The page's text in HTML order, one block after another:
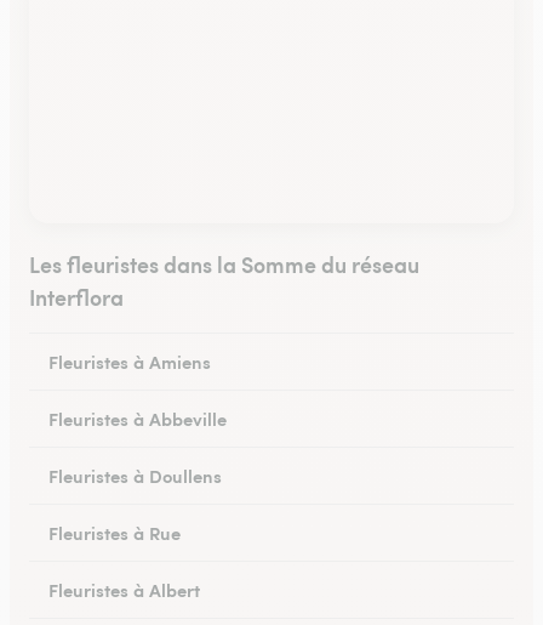
Les fleuristes dans la Somme du réseau
Interflora
Fleuristes à Amiens
Fleuristes à Abbeville
Fleuristes à Doullens
Fleuristes à Rue
Fleuristes à Albert